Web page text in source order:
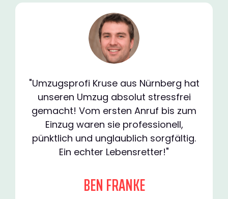
"Umzugsprofi Kruse aus Nürnberg hat
unseren Umzug absolut stressfrei
gemacht! Vom ersten Anruf bis zum
Einzug waren sie professionell,
pünktlich und unglaublich sorgfältig.
Ein echter Lebensretter!"
BEN FRANKE